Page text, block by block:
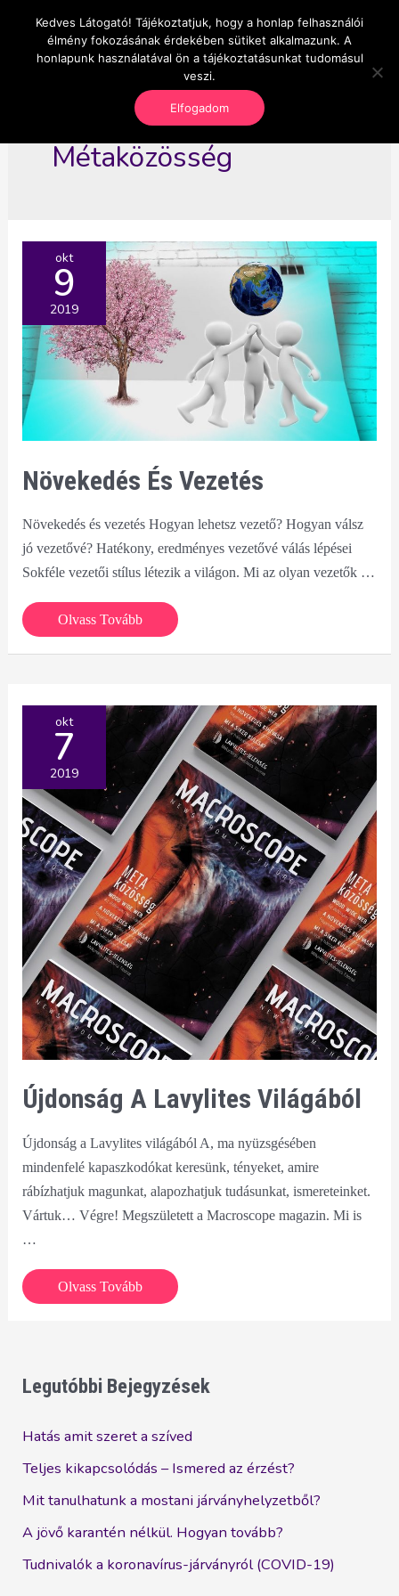
content
OnlineSeedsMan
Üzlet és szabadság
Main
Métaközösség
okt
9
2019
Növekedés És Vezetés
Növekedés és vezetés Hogyan lehetsz vezető? Hogyan válsz
jó vezetővé? Hatékony, eredményes vezetővé válás lépései
Sokféle vezetői stílus létezik a világon. Mi az olyan vezetők …
Növekedés
Olvass Tovább
okt
7
2019
Újdonság A Lavylites Világából
Újdonság a Lavylites világából A, ma nyüzsgésében
mindenfelé kapaszkodókat keresünk, tényeket, amire
rábízhatjuk magunkat, alapozhatjuk tudásunkat, ismereteinket.
Vártuk… Végre! Megszületett a Macroscope magazin. Mi is
…
Újdonság
a
Olvass Tovább
Legutóbbi Bejegyzések
Hatás amit szeret a szíved
Teljes kikapcsolódás – Ismered az érzést?
Mit tanulhatunk a mostani járványhelyzetből?
A jövő karantén nélkül. Hogyan tovább?
Tudnivalók a koronavírus-járványról (COVID-19)
Kedves Látogató! Tájékoztatjuk, hogy a honlap felhasználói
élmény fokozásának érdekében sütiket alkalmazunk. A
honlapunk használatával ön a tájékoztatásunkat tudomásul
veszi.
Elfogadom